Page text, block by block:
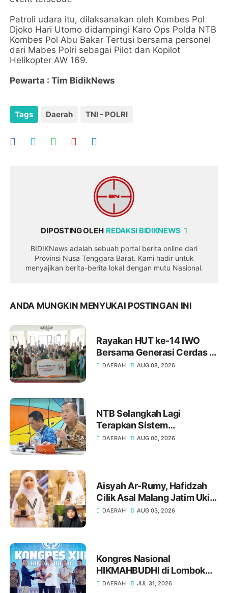
Patroli udara itu, dilaksanakan oleh Kombes Pol
Djoko Hari Utomo didampingi Karo Ops Polda NTB
Kombes Pol Abu Bakar Tertusi bersama personel
dari Mabes Polri sebagai Pilot dan Kopilot
Helikopter AW 169.
Pewarta : Tim BidikNews
Tags Daerah TNI - POLRI
DIPOSTING OLEH REDAKSI BIDIKNEWS
BIDIKNews adalah sebuah portal berita online dari
Provinsi Nusa Tenggara Barat. Kami hadir untuk
menyajikan berita-berita lokal dengan mutu Nasional.
ANDA MUNGKIN MENYUKAI POSTINGAN INI
Rayakan HUT ke-14 IWO
Bersama Generasi Cerdas di
SD Muhammadiyah 16 Bukit
DAERAH AUG 08, 2026
NTB Selangkah Lagi
Terapkan Sistem
Manajemen Talenta ASN
DAERAH AUG 06, 2026
Aisyah Ar-Rumy, Hafidzah
Cilik Asal Malang Jatim Ukir
Prestasi di Dubai
DAERAH AUG 03, 2026
Kongres Nasional
HIKMAHBUDHI di Lombok
Utara, Bukti NTB Menjunjung
DAERAH JUL 31, 2026